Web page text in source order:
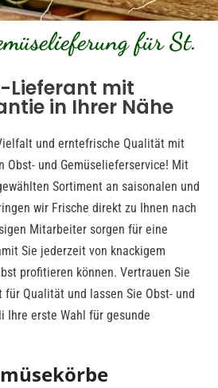
für St.
Lieferant mit
in Ihrer Nähe
und erntefrische Qualität mit
Obst- und Gemüselieferservice! Mit
Sortiment an saisonalen und
wir Frische direkt zu Ihnen nach
Mitarbeiter sorgen für eine
Sie jederzeit von knackigem
profitieren können. Vertrauen Sie
Qualität und lassen Sie Obst- und
Ihre erste Wahl für gesunde